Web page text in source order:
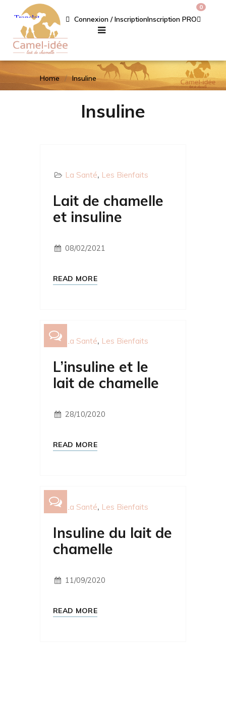
Connexion / InscriptionInscription PRO
0
Home Insuline
Insuline
La Santé Les Bienfaits
Lait de chamelle
et insuline
08/02/2021
READ MORE
La Santé Les Bienfaits
L’insuline et le
lait de chamelle
28/10/2020
READ MORE
La Santé Les Bienfaits
Insuline du lait de
chamelle
11/09/2020
READ MORE